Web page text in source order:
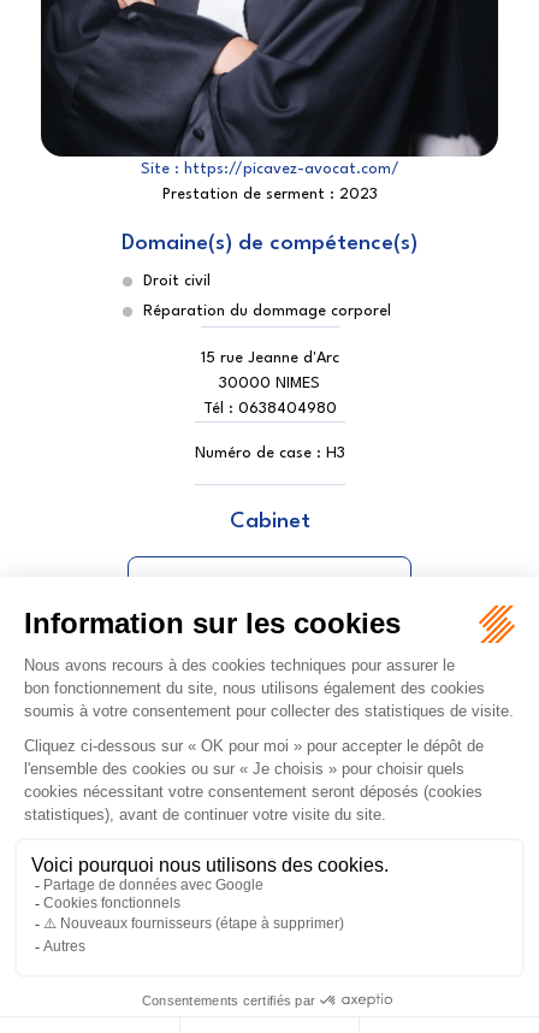
Site : https://picavez-avocat.com/
Prestation de serment : 2023
Domaine(s) de compétence(s)
Droit civil
Réparation du dommage corporel
15 rue Jeanne d'Arc
30000 NIMES
Tél : 0638404980
Numéro de case : H3
Cabinet
PICAVEZ CHLOÉ
ORDRE DES AVOCATS DE NÎMES
16 rue Régale
30000 NÎMES